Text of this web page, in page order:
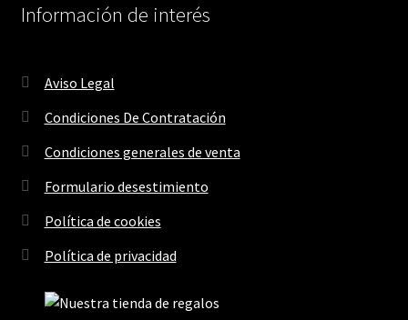
Información de interés
Aviso Legal
Condiciones De Contratación
Condiciones generales de venta
Formulario desestimiento
Política de cookies
Política de privacidad